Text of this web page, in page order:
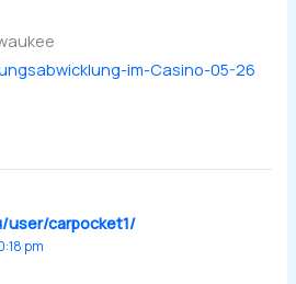
im-Casino-05-26
user/carpocket1/
pm